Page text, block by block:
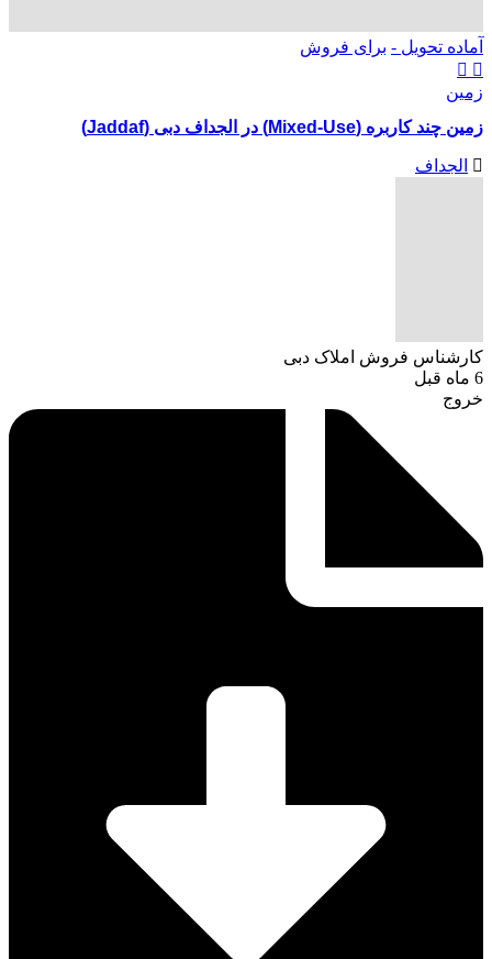
آماده تحویل - برای فروش
زمین
زمین چند کاربره (Mixed-Use) در الجداف دبی (Jaddaf)
الجداف
کارشناس فروش املاک دبی
6 ماه قبل
خروج